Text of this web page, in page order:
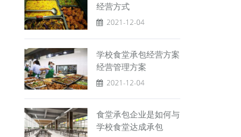
经营方式
2021-12-04
学校食堂承包经营方案
经营管理方案
2021-12-04
食堂承包企业是如何与
学校食堂达成承包